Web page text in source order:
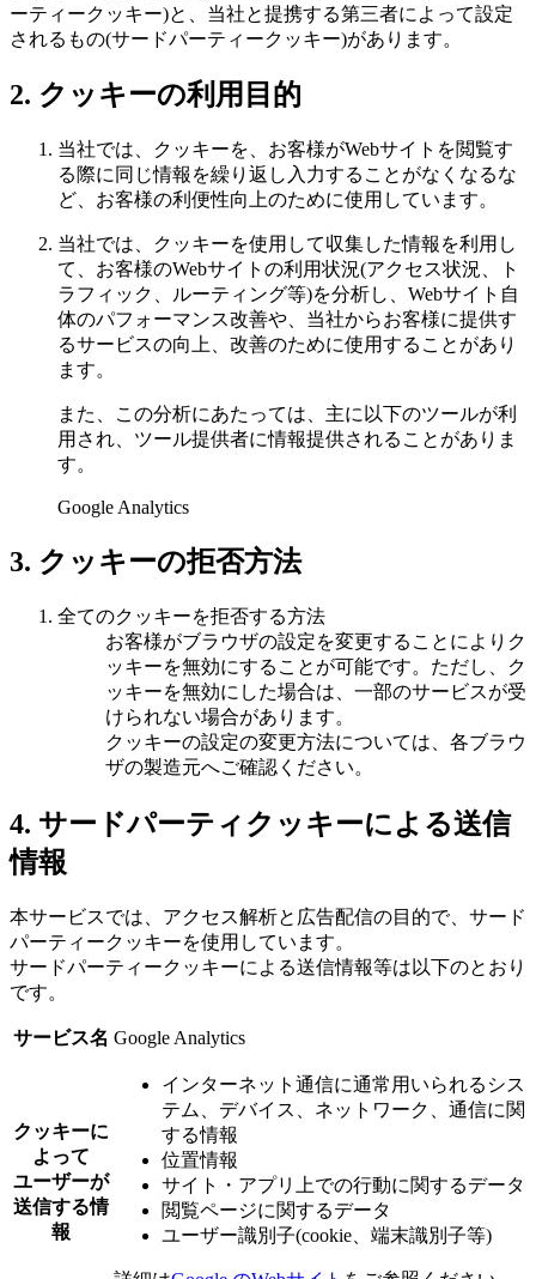
ーティークッキー)と、当社と提携する第三者によって設定
されるもの(サードパーティークッキー)があります。
2. クッキーの利用目的
当社では、クッキーを、お客様がWebサイトを閲覧す
る際に同じ情報を繰り返し入力することがなくなるな
ど、お客様の利便性向上のために使用しています。
当社では、クッキーを使用して収集した情報を利用し
て、お客様のWebサイトの利用状況(アクセス状況、ト
ラフィック、ルーティング等)を分析し、Webサイト自
体のパフォーマンス改善や、当社からお客様に提供す
るサービスの向上、改善のために使用することがあり
ます。
また、この分析にあたっては、主に以下のツールが利
用され、ツール提供者に情報提供されることがありま
す。
Google Analytics
3. クッキーの拒否方法
全てのクッキーを拒否する方法
お客様がブラウザの設定を変更することによりク
ッキーを無効にすることが可能です。ただし、ク
ッキーを無効にした場合は、一部のサービスが受
けられない場合があります。
クッキーの設定の変更方法については、各ブラウ
ザの製造元へご確認ください。
4. サードパーティクッキーによる送信
情報
本サービスでは、アクセス解析と広告配信の目的で、サード
パーティークッキーを使用しています。
サードパーティークッキーによる送信情報等は以下のとおり
です。
サービス名 Google Analytics
クッキーに
よって
ユーザーが
送信する情
報
インターネット通信に通常用いられるシス
テム、デバイス、ネットワーク、通信に関
する情報
位置情報
サイト・アプリ上での行動に関するデータ
閲覧ページに関するデータ
ユーザー識別子(cookie、端末識別子等)